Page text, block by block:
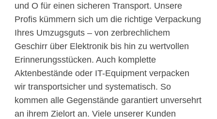
und O für einen sicheren Transport. Unsere
Profis kümmern sich um die richtige Verpackung
Ihres Umzugsguts – von zerbrechlichem
Geschirr über Elektronik bis hin zu wertvollen
Erinnerungsstücken. Auch komplette
Aktenbestände oder IT-Equipment verpacken
wir transportsicher und systematisch. So
kommen alle Gegenstände garantiert unversehrt
an ihrem Zielort an. Viele unserer Kunden